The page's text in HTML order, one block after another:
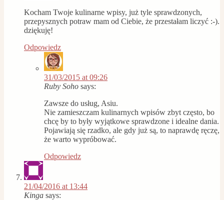
Kocham Twoje kulinarne wpisy, już tyle sprawdzonych,
przepysznych potraw mam od Ciebie, że przestałam liczyć :-).
dziękuję!
Odpowiedz
31/03/2015 at 09:26
Ruby Soho says:
Zawsze do usług, Asiu.
Nie zamieszczam kulinarnych wpisów zbyt często, bo
chcę by to były wyjątkowe sprawdzone i idealne dania.
Pojawiają się rzadko, ale gdy już są, to naprawdę ręczę,
że warto wypróbować.
Odpowiedz
21/04/2016 at 13:44
Kinga says: